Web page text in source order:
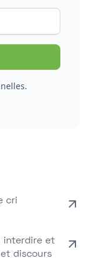
cri
interdire et
discours